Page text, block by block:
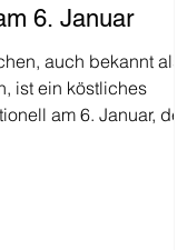
6. Januar
auch bekannt als
ist ein köstliches
am 6. Januar, dem